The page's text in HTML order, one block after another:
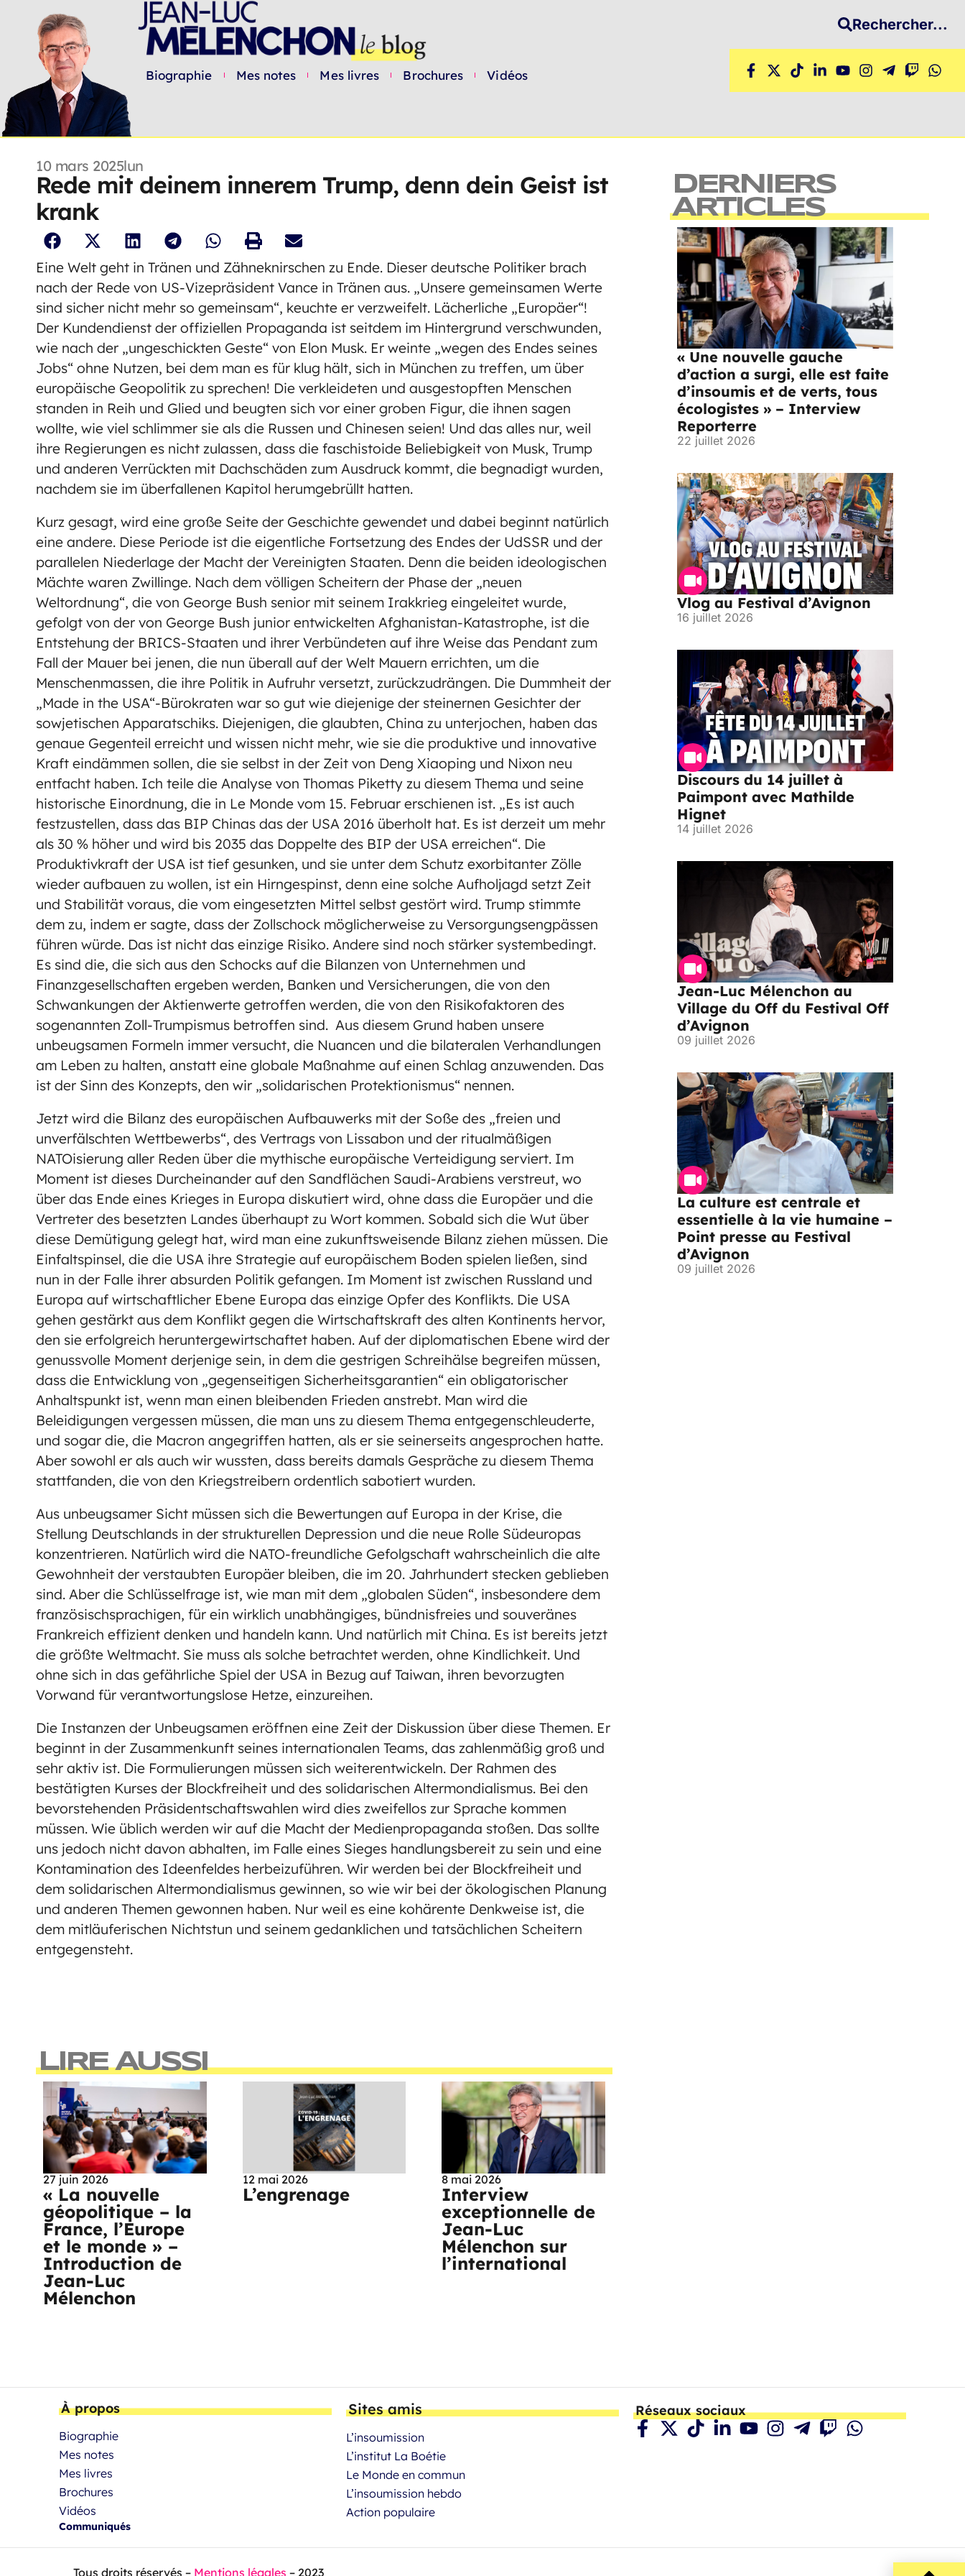
Biographie Mes notes Mes livres Brochures Vidéos
Rechercher...
10 mars 2025lun
Rede mit deinem innerem Trump, denn dein Geist ist
krank
Eine Welt geht in Tränen und Zähneknirschen zu Ende. Dieser deutsche Politiker brach
nach der Rede von US-Vizepräsident Vance in Tränen aus. „Unsere gemeinsamen Werte
sind sicher nicht mehr so gemeinsam“, keuchte er verzweifelt. Lächerliche „Europäer“!
Der Kundendienst der offiziellen Propaganda ist seitdem im Hintergrund verschwunden,
wie nach der „ungeschickten Geste“ von Elon Musk. Er weinte „wegen des Endes seines
Jobs“ ohne Nutzen, bei dem man es für klug hält, sich in München zu treffen, um über
europäische Geopolitik zu sprechen! Die verkleideten und ausgestopften Menschen
standen in Reih und Glied und beugten sich vor einer groben Figur, die ihnen sagen
wollte, wie viel schlimmer sie als die Russen und Chinesen seien! Und das alles nur, weil
ihre Regierungen es nicht zulassen, dass die faschistoide Beliebigkeit von Musk, Trump
und anderen Verrückten mit Dachschäden zum Ausdruck kommt, die begnadigt wurden,
nachdem sie im überfallenen Kapitol herumgebrüllt hatten.
Kurz gesagt, wird eine große Seite der Geschichte gewendet und dabei beginnt natürlich
eine andere. Diese Periode ist die eigentliche Fortsetzung des Endes der UdSSR und der
parallelen Niederlage der Macht der Vereinigten Staaten. Denn die beiden ideologischen
Mächte waren Zwillinge. Nach dem völligen Scheitern der Phase der „neuen
Weltordnung“, die von George Bush senior mit seinem Irakkrieg eingeleitet wurde,
gefolgt von der von George Bush junior entwickelten Afghanistan-Katastrophe, ist die
Entstehung der BRICS-Staaten und ihrer Verbündeten auf ihre Weise das Pendant zum
Fall der Mauer bei jenen, die nun überall auf der Welt Mauern errichten, um die
Menschenmassen, die ihre Politik in Aufruhr versetzt, zurückzudrängen. Die Dummheit der
„Made in the USA“-Bürokraten war so gut wie diejenige der steinernen Gesichter der
sowjetischen Apparatschiks. Diejenigen, die glaubten, China zu unterjochen, haben das
genaue Gegenteil erreicht und wissen nicht mehr, wie sie die produktive und innovative
Kraft eindämmen sollen, die sie selbst in der Zeit von Deng Xiaoping und Nixon neu
entfacht haben. Ich teile die Analyse von Thomas Piketty zu diesem Thema und seine
historische Einordnung, die in Le Monde vom 15. Februar erschienen ist. „Es ist auch
festzustellen, dass das BIP Chinas das der USA 2016 überholt hat. Es ist derzeit um mehr
als 30 % höher und wird bis 2035 das Doppelte des BIP der USA erreichen“. Die
Produktivkraft der USA ist tief gesunken, und sie unter dem Schutz exorbitanter Zölle
wieder aufbauen zu wollen, ist ein Hirngespinst, denn eine solche Aufholjagd setzt Zeit
und Stabilität voraus, die vom eingesetzten Mittel selbst gestört wird. Trump stimmte
dem zu, indem er sagte, dass der Zollschock möglicherweise zu Versorgungsengpässen
führen würde. Das ist nicht das einzige Risiko. Andere sind noch stärker systembedingt.
Es sind die, die sich aus den Schocks auf die Bilanzen von Unternehmen und
Finanzgesellschaften ergeben werden, Banken und Versicherungen, die von den
Schwankungen der Aktienwerte getroffen werden, die von den Risikofaktoren des
sogenannten Zoll-Trumpismus betroffen sind. Aus diesem Grund haben unsere
unbeugsamen Formeln immer versucht, die Nuancen und die bilateralen Verhandlungen
am Leben zu halten, anstatt eine globale Maßnahme auf einen Schlag anzuwenden. Das
ist der Sinn des Konzepts, den wir „solidarischen Protektionismus“ nennen.
Jetzt wird die Bilanz des europäischen Aufbauwerks mit der Soße des „freien und
unverfälschten Wettbewerbs“, des Vertrags von Lissabon und der ritualmäßigen
NATOisierung aller Reden über die mythische europäische Verteidigung serviert. Im
Moment ist dieses Durcheinander auf den Sandflächen Saudi-Arabiens verstreut, wo
über das Ende eines Krieges in Europa diskutiert wird, ohne dass die Europäer und die
Vertreter des besetzten Landes überhaupt zu Wort kommen. Sobald sich die Wut über
diese Demütigung gelegt hat, wird man eine zukunftsweisende Bilanz ziehen müssen. Die
Einfaltspinsel, die die USA ihre Strategie auf europäischem Boden spielen ließen, sind
nun in der Falle ihrer absurden Politik gefangen. Im Moment ist zwischen Russland und
Europa auf wirtschaftlicher Ebene Europa das einzige Opfer des Konflikts. Die USA
gehen gestärkt aus dem Konflikt gegen die Wirtschaftskraft des alten Kontinents hervor,
den sie erfolgreich heruntergewirtschaftet haben. Auf der diplomatischen Ebene wird der
genussvolle Moment derjenige sein, in dem die gestrigen Schreihälse begreifen müssen,
dass die Entwicklung von „gegenseitigen Sicherheitsgarantien“ ein obligatorischer
Anhaltspunkt ist, wenn man einen bleibenden Frieden anstrebt. Man wird die
Beleidigungen vergessen müssen, die man uns zu diesem Thema entgegenschleuderte,
und sogar die, die Macron angegriffen hatten, als er sie seinerseits angesprochen hatte.
Aber sowohl er als auch wir wussten, dass bereits damals Gespräche zu diesem Thema
stattfanden, die von den Kriegstreibern ordentlich sabotiert wurden.
Aus unbeugsamer Sicht müssen sich die Bewertungen auf Europa in der Krise, die
Stellung Deutschlands in der strukturellen Depression und die neue Rolle Südeuropas
konzentrieren. Natürlich wird die NATO-freundliche Gefolgschaft wahrscheinlich die alte
Gewohnheit der verstaubten Europäer bleiben, die im 20. Jahrhundert stecken geblieben
sind. Aber die Schlüsselfrage ist, wie man mit dem „globalen Süden“, insbesondere dem
französischsprachigen, für ein wirklich unabhängiges, bündnisfreies und souveränes
Frankreich effizient denken und handeln kann. Und natürlich mit China. Es ist bereits jetzt
die größte Weltmacht. Sie muss als solche betrachtet werden, ohne Kindlichkeit. Und
ohne sich in das gefährliche Spiel der USA in Bezug auf Taiwan, ihren bevorzugten
Vorwand für verantwortungslose Hetze, einzureihen.
Die Instanzen der Unbeugsamen eröffnen eine Zeit der Diskussion über diese Themen. Er
beginnt in der Zusammenkunft seines internationalen Teams, das zahlenmäßig groß und
sehr aktiv ist. Die Formulierungen müssen sich weiterentwickeln. Der Rahmen des
bestätigten Kurses der Blockfreiheit und des solidarischen Altermondialismus. Bei den
bevorstehenden Präsidentschaftswahlen wird dies zweifellos zur Sprache kommen
müssen. Wie üblich werden wir auf die Macht der Medienpropaganda stoßen. Das sollte
uns jedoch nicht davon abhalten, im Falle eines Sieges handlungsbereit zu sein und eine
Kontamination des Ideenfeldes herbeizuführen. Wir werden bei der Blockfreiheit und
dem solidarischen Altermondialismus gewinnen, so wie wir bei der ökologischen Planung
und anderen Themen gewonnen haben. Nur weil es eine kohärente Denkweise ist, die
dem mitläuferischen Nichtstun und seinem gedanklichen und tatsächlichen Scheitern
entgegensteht.
LIRE AUSSI
27 juin 2026
« La nouvelle
géopolitique – la
France, l’Europe
et le monde » –
Introduction de
Jean-Luc
Mélenchon
12 mai 2026
L’engrenage
8 mai 2026
Interview
exceptionnelle de
Jean-Luc
Mélenchon sur
l’international
DERNIERS
ARTICLES
« Une nouvelle gauche
d’action a surgi, elle est faite
d’insoumis et de verts, tous
écologistes » – Interview
Reporterre
22 juillet 2026
Vlog au Festival d’Avignon
16 juillet 2026
Discours du 14 juillet à
Paimpont avec Mathilde
Hignet
14 juillet 2026
Jean-Luc Mélenchon au
Village du Off du Festival Off
d’Avignon
09 juillet 2026
La culture est centrale et
essentielle à la vie humaine –
Point presse au Festival
d’Avignon
09 juillet 2026
À propos
Biographie
Mes notes
Mes livres
Brochures
Vidéos
Communiqués
Sites amis
L’insoumission
L’institut La Boétie
Le Monde en commun
L’insoumission hebdo
Action populaire
Réseaux sociaux
Tous droits réservés – Mentions légales – 2023